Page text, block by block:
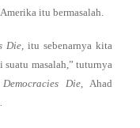
itu bermasalah.
Die, itu sebenarnya kita
masalah,” tuturnya
Die , Ahad